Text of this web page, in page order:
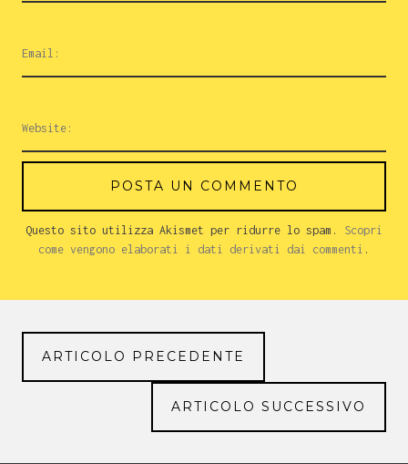
Questo sito utilizza Akismet per ridurre lo spam. Scopri
come vengono elaborati i dati derivati dai commenti .
ARTICOLO PRECEDENTE
ARTICOLO SUCCESSIVO